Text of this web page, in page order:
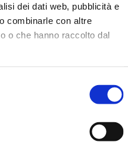
dei dati web, pubblicità e
combinarle con altre
o che hanno raccolto dal